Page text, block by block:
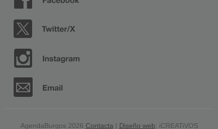
AgendaBurgos 2026 Contacta| Diseño web: iCREATiVOS